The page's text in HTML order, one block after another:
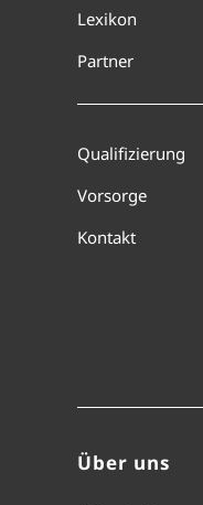
Lexikon
Partner
Qualifizierung
Vorsorge
Kontakt
Über uns